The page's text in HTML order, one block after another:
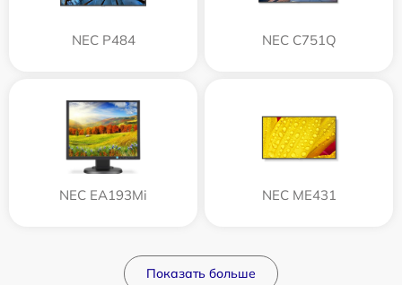
NEC P484 NEC C751Q
NEC EA193Mi NEC ME431
Показать больше